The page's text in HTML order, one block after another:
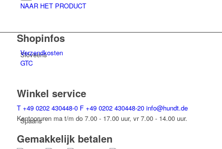
Sloveens
Spaans
NAAR HET PRODUCT
Shopinfos
Verzendkosten
GTC
Winkel service
T +49 0202 430448-0 F +49 0202 430448-20 info@hundt.de
Kantooruren ma t/m do 7.00 - 17.00 uur, vr 7.00 - 14.00 uur.
Gemakkelijk betalen